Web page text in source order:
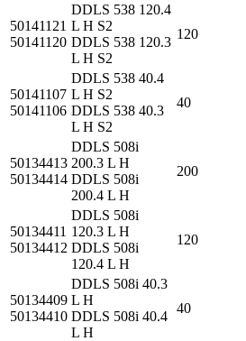
50141121
50141120
DDLS 538 120.4
L H S2
DDLS 538 120.3
L H S2
120
50141107
50141106
DDLS 538 40.4
L H S2
DDLS 538 40.3
L H S2
40
50134413
50134414
DDLS 508i
200.3 L H
DDLS 508i
200.4 L H
200
50134411
50134412
DDLS 508i
120.3 L H
DDLS 508i
120.4 L H
120
50134409
50134410
DDLS 508i 40.3
L H
DDLS 508i 40.4
L H
40